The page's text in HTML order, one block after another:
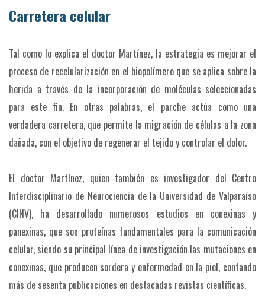
Carretera celular
Tal como lo explica el doctor Martínez, la estrategia es mejorar el
proceso de recelularización en el biopolímero que se aplica sobre la
herida a través de la incorporación de moléculas seleccionadas
para este fin. En otras palabras, el parche actúa como una
verdadera carretera, que permite la migración de células a la zona
dañada, con el objetivo de regenerar el tejido y controlar el dolor.
El doctor Martínez, quien también es investigador del Centro
Interdisciplinario de Neurociencia de la Universidad de Valparaíso
(CINV), ha desarrollado numerosos estudios en conexinas y
panexinas, que son proteínas fundamentales para la comunicación
celular, siendo su principal línea de investigación las mutaciones en
conexinas, que producen sordera y enfermedad en la piel, contando
más de sesenta publicaciones en destacadas revistas científicas.